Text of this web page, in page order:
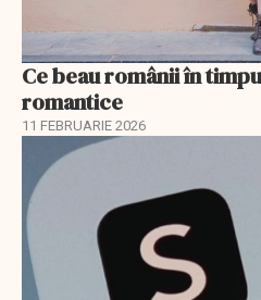
Ce beau românii în
romantice
11 FEBRUARIE 2026